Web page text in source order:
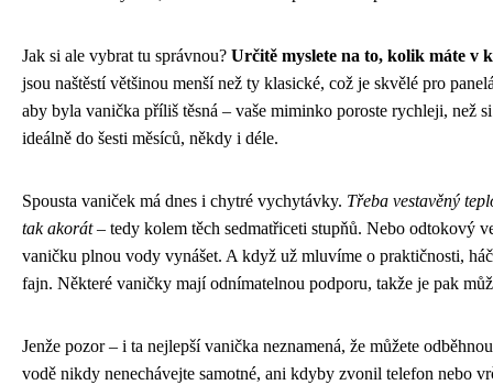
Jak si ale vybrat tu správnou? Určitě myslete na to, kolik máte v
jsou naštěstí většinou menší než ty klasické, což je skvělé pro
aby byla vanička příliš těsná – vaše miminko poroste rychleji, než
ideálně do šesti měsíců, někdy i déle.
Spousta vaniček má dnes i chytré vychytávky. Třeba vestavěný
tak akorát– tedy kolem těch sedmatřiceti stupňů. Nebo odtokový
vaničku plnou vody vynášet. A když už mluvíme o praktičnosti,
fajn. Některé vaničky mají odnímatelnou podporu, takže je pak
Jenže pozor – i ta nejlepší vanička neznamená, že můžete
vodě nikdy nenechávejte samotné, ani kdyby zvonil telefon nebo